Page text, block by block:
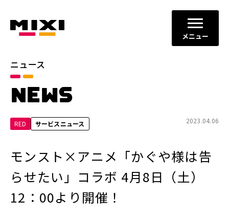
メニュー
ニュース
NEWS
RED サービスニュース 2023.04.06
モンスト×アニメ「かぐや様は告
らせたい」コラボ 4月8日（土）
12：00より開催！
カテゴリ
お知らせ
2026年 2025年